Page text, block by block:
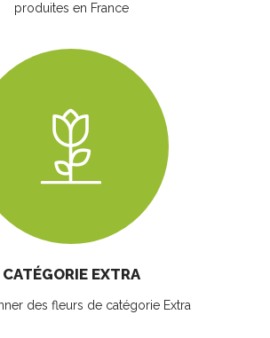
produites en France
CATÉGORIE EXTRA
des fleurs de catégorie Extra